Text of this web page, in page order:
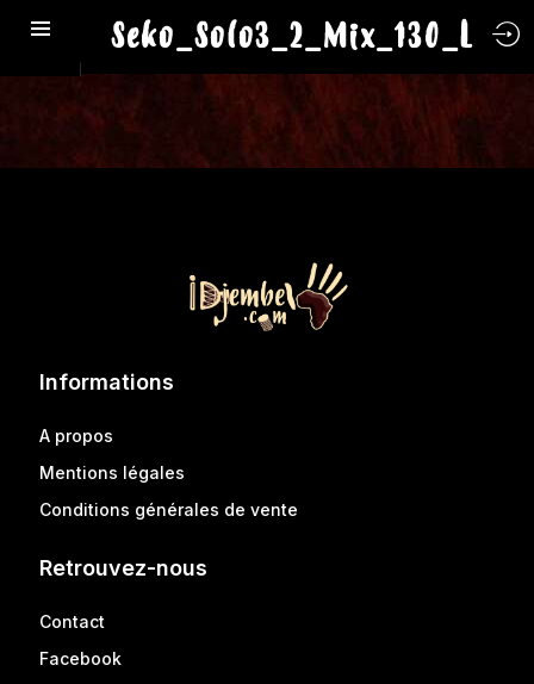
Seko_Solo3_2_Mix_130_L
Informations
A propos
Mentions légales
Conditions générales de vente
Retrouvez-nous
Contact
Facebook